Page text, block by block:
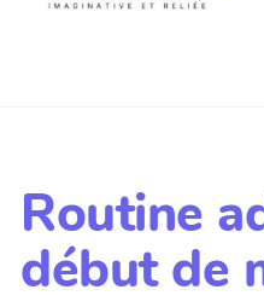
Routine
début de